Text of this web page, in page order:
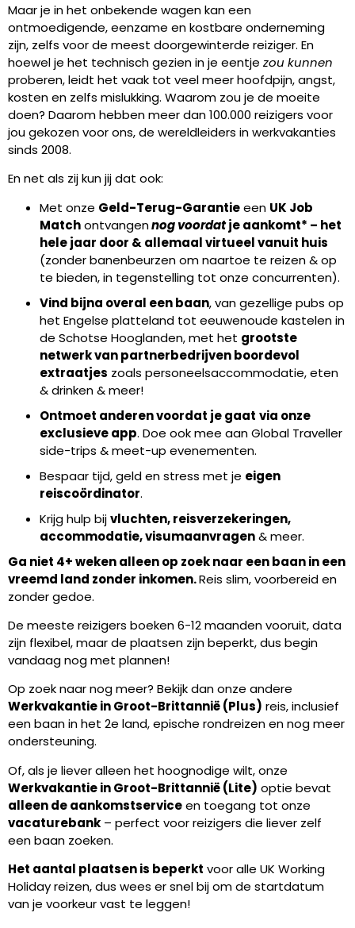
Maar je in het onbekende wagen kan een
ontmoedigende, eenzame en kostbare onderneming
zijn, zelfs voor de meest doorgewinterde reiziger. En
hoewel je het technisch gezien in je eentje zou kunnen
proberen, leidt het vaak tot veel meer hoofdpijn, angst,
kosten en zelfs mislukking. Waarom zou je de moeite
doen? Daarom hebben meer dan 100.000 reizigers voor
jou gekozen voor ons, de wereldleiders in werkvakanties
sinds 2008.
En net als zij kun jij dat ook:
Met onze Geld-Terug-Garantieeen UK Job
Matchontvangennog voordatje aankomt* – het
hele jaar door & allemaal virtueel vanuit huis
(zonder banenbeurzen om naartoe te reizen & op
te bieden, in tegenstelling tot onze concurrenten).
Vind bijna overal een baan, van gezellige pubs op
het Engelse platteland tot eeuwenoude kastelen in
de Schotse Hooglanden, met het grootste
netwerk van partnerbedrijven boordevol
extraatjes zoals personeelsaccommodatie, eten
& drinken & meer!
Ontmoet anderen voordat je gaat via onze
exclusieve app. Doe ook mee aan Global Traveller
side-trips & meet-up evenementen.
Bespaar tijd, geld en stress met je eigen
reiscoördinator.
Krijg hulp bijvluchten, reisverzekeringen,
accommodatie, visumaanvragen& meer.
Ga niet 4+ weken alleen op zoek naar een baan in een
vreemd land zonder inkomen.Reis slim, voorbereid en
zonder gedoe.
De meeste reizigers boeken 6-12 maanden vooruit, data
zijn flexibel, maar de plaatsen zijn beperkt, dus begin
vandaag nog met plannen!
Op zoek naar nog meer? Bekijk dan onze andere
Werkvakantie in Groot-Brittannië (Plus) reis, inclusief
een baan in het 2e land, epische rondreizen en nog meer
ondersteuning.
Of, als je liever alleen het hoognodige wilt, onze
Werkvakantie in Groot-Brittannië (Lite) optie bevat
alleen de aankomstserviceen toegang tot onze
vacaturebank – perfect voor reizigers die liever zelf
een baan zoeken.
Het aantal plaatsen is beperkt voor alle UK Working
Holiday reizen, dus wees er snel bij om de startdatum
van je voorkeur vast te leggen!